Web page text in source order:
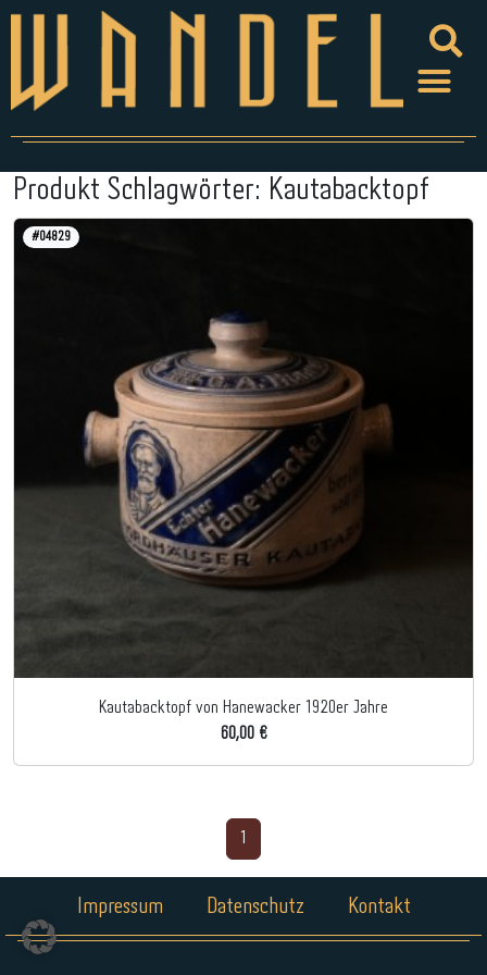
Produkt Schlagwörter: Kautabacktopf
#04829
Kautabacktopf von Hanewacker 1920er Jahre
60,00 €
Impressum Datenschutz Kontakt